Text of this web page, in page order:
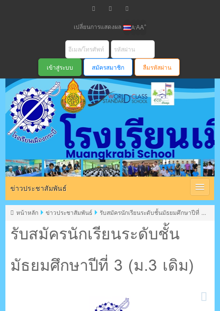
เปลี่ยนการแสดงผล A-AA+
สมัครสมาชิก ลืมรหัสผ่าน
โรงเรียนเมือง
กระบี่ สพม
ตรัง กระบี่
ระบบบริหารจัดการเว็บไซต์ (CMS) ด้วย Ajax โดยคนไทย
ข่าวประชาสัมพันธ์
รับสมัครนักเรียนระดับชั้น
มัธยมศึกษาปีที่ 3 (ม.3 เดิม)
หน้าหลัก ข่าวประชาสัมพันธ์
รับสมัครนักเรียนระดับชั้นมัธยมศึกษาปีที่ 3